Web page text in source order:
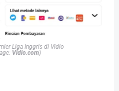
Liga Inggris di Vidio
Vidio.com)